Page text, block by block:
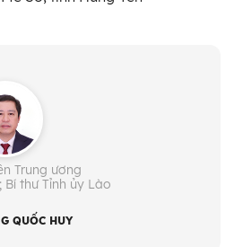
ủy Lào Cai (từ 2/2026)
Thanh tra Chính phủ
2026)
chính trị:
Trung ương
Bí thư Tỉnh ủy Lào
QUỐC HUY